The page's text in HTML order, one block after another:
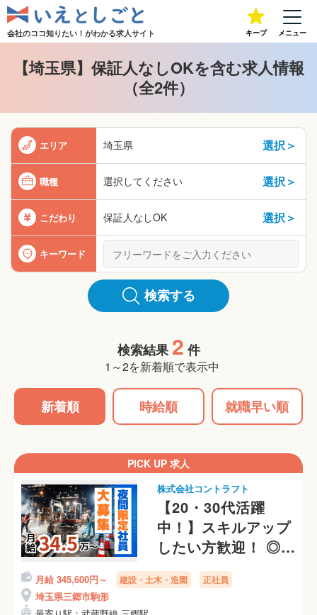
会社のココ知りたい！がわかる求人サイト キープ メニュー
【埼玉県】保証人なしOKを含む求人情報
（全2件）
エリア 埼玉県 選択＞
職種 選択してください 選択＞
こだわり 保証人なしOK 選択＞
キーワード
検索する
検索結果 2 件
1～2を新着順で表示中
新着順 時給順 就職早い順
PICK UP 求人
株式会社コントラフト
【20・30代活躍
中！】スキルアップ
したい方歓迎！ ◎社
員寮あり・直行直帰
OK！働きやすさ抜
月給 345,600円～ 建設・土木・造園 正社員
埼玉県三郷市駒形